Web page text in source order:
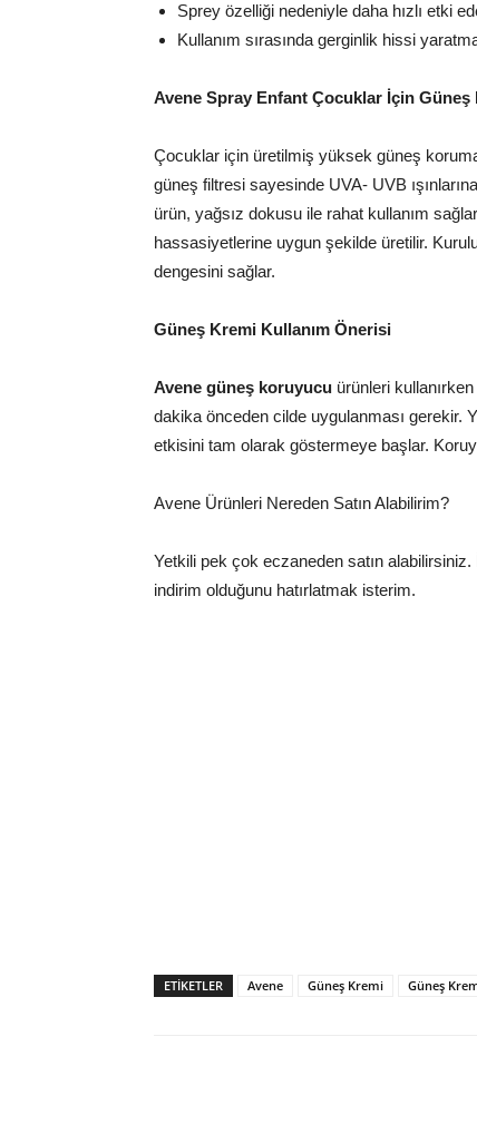
Sprey özelliği nedeniyle daha hızlı etki
Kullanım sırasında gerginlik hissi
Avene Spray Enfant Çocuklar İçin Güneş
Çocuklar için üretilmiş yüksek güneş
güneş filtresi sayesinde UVA- UVB
ürün, yağsız dokusu ile rahat kullanım
hassasiyetlerine uygun şekilde üretilir.
dengesini sağlar.
Güneş Kremi Kullanım Önerisi
Avene güneş koruyucu ürünleri
dakika önceden cilde uygulanması gerekir.
etkisini tam olarak göstermeye başlar.
Avene Ürünleri Nereden Satın Alabilirim?
Yetkili pek çok eczaneden satın
indirim olduğunu hatırlatmak isterim.
ETIKETLER Avene Güneş Kremi Güneş